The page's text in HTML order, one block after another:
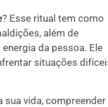
? Esse ritual tem como
além de
da pessoa. Ele
situações
sua vida, compreender